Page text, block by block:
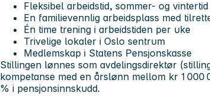
Fleksibel arbeidstid, sommer- og
En familievennlig arbeidsplass med
Én time trening i arbeidstiden per uke
Trivelige lokaler i Oslo sentrum
Medlemskap i Statens Pensjonskasse
Stillingen lønnes som avdelingsdirektør
kompetanse med en årslønn mellom kr 1
% i pensjonsinnskudd.